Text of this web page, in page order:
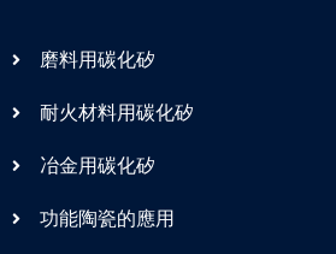
磨料用碳化矽
耐火材料用碳化矽
冶金用碳化矽
功能陶瓷的應用